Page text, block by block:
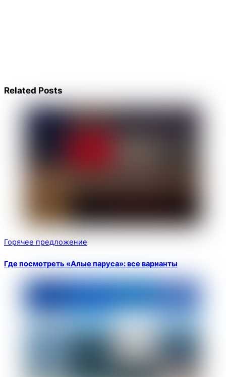
Related Posts
Горячее предложение
Где посмотреть «Алые паруса»: все варианты